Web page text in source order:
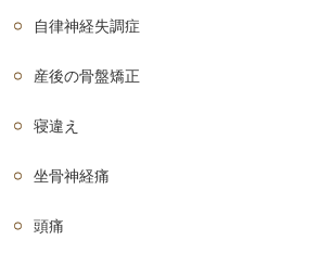
自律神経失調症
産後の骨盤矯正
寝違え
坐骨神経痛
頭痛